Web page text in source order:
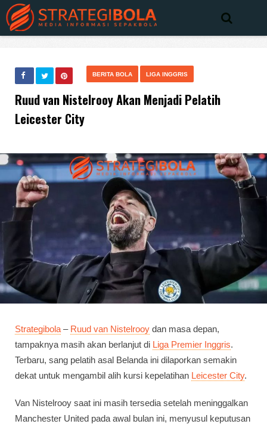
BERITA BOLA LIGA INGGRIS
Ruud van Nistelrooy Akan Menjadi Pelatih
Leicester City
Strategibola – Ruud van Nistelrooy dan masa depan,
tampaknya masih akan berlanjut di Liga Premier Inggris.
Terbaru, sang pelatih asal Belanda ini dilaporkan semakin
dekat untuk mengambil alih kursi kepelatihan Leicester City.
Van Nistelrooy saat ini masih tersedia setelah meninggalkan
Manchester United pada awal bulan ini, menyusul keputusan